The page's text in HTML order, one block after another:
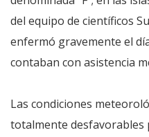
del equipo de científicos
enfermó gravemente el
contaban con asistencia
Las condiciones
totalmente desfavorables